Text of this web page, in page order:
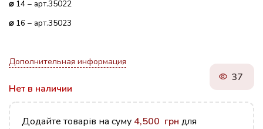
⌀14 – арт.35022
⌀16 – арт.35023
Дополнительная информация
Нет в наличии
37
Додайте товарів на суму 4,500 грн для